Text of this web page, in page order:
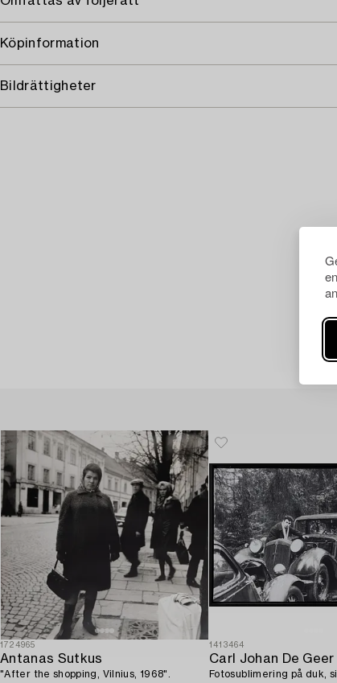
Köpinformation
Bildrättigheter
1724965
Antanas Sutkus
"After the shopping, Vilnius, 1968".
1413464
Carl Johan De Geer
Fotosublimering på duk,